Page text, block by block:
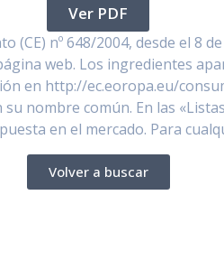
Ver PDF
(CE) nº 648/2004, desde el 8
web. Los ingredientes
en http://ec.eoropa.eu/
nombre común. En las
en el mercado. Para
Volver a buscar